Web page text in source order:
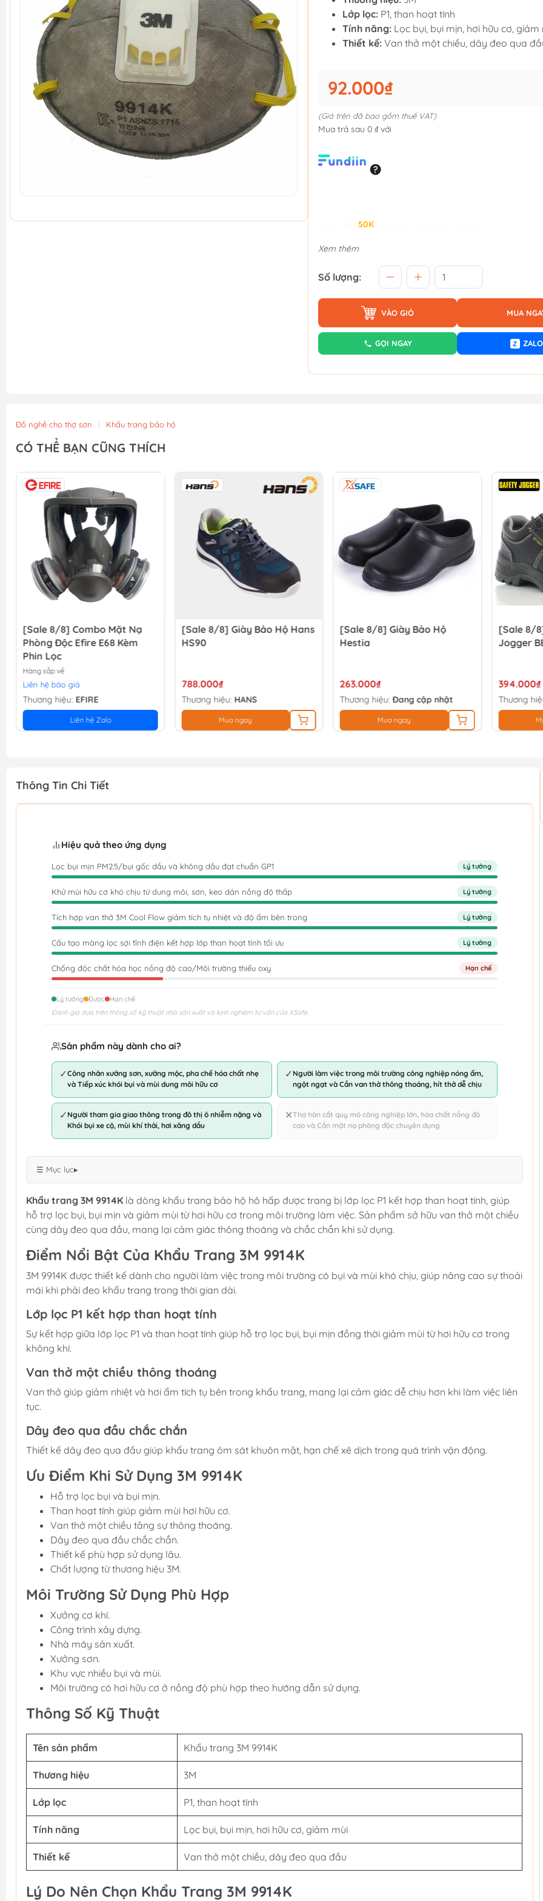
Lớp lọc: P1, than hoạt tính
Tính năng: Lọc bụi, bụi mịn, hơi hữu cơ, giảm
Thiết kế: Van thở một chiều, dây đeo qua
92.000₫
(Giá trên đã bao gồm thuế VAT)
Mua trả sau 0 ₫ với
50K
Xem thêm
Số lượng:
VÀO GIỎ MUA
GỌI NGAY Z ZALO
Đồ nghề cho thợ sơn | Khẩu trang bảo hộ
CÓ THỂ BẠN CŨNG THÍCH
[Sale 8/8] Combo Mặt Nạ
Phòng Độc Efire E68 Kèm
Phin Lọc
Hàng sắp về
Liên hệ báo giá
Thương hiệu: EFIRE
Liên hệ Zalo
[Sale 8/8] Giày Bảo Hộ Hans
HS90
788.000₫
Thương hiệu: HANS
Mua ngay
[Sale 8/8] Giày Bảo Hộ
Hestia
263.000₫
Thương hiệu:Đang cập nhật
Mua ngay
[Sale 8/
Jogger
394.000₫
Thương
Thông Tin Chi Tiết
Hiệu quả theo ứng dụng
Lọc bụi mịn PM2.5/bụi gốc dầu và không dầu đạt chuẩn GP1 Lý tưởng
Khử mùi hữu cơ khó chịu từ dung môi, sơn, keo dán nồng độ thấp Lý tưởng
Tích hợp van thở 3M Cool Flow giảm tích tụ nhiệt và độ ẩm bên trong Lý tưởng
Cấu tạo màng lọc sợi tĩnh điện kết hợp lớp than hoạt tính tối ưu Lý tưởng
Chống độc chất hóa học nồng độ cao/Môi trường thiếu oxy Hạn chế
Lý tưởng Được
Hạn chế
Đánh giá dựa trên thông số kỹ thuật nhà sản xuất và kinh nghiệm tư vấn của XSafe.
Sản phẩm này dành cho ai?
✓Công nhân xưởng sơn, xưởng mộc, pha chế hóa chất nhẹ
và Tiếp xúc khói bụi và mùi dung môi hữu cơ
✓ Người làm việc trong môi trường công nghiệp nóng ẩm,
ngột ngạt và Cần van thở thông thoáng, hít thở dễ chịu
✓ Người tham gia giao thông trong đô thị ô nhiễm nặng và
Khói bụi xe cộ, mùi khí thải, hơi xăng dầu
✕Thợ hàn cắt quy mô công nghiệp lớn, hóa chất nồng độ
cao và Cần mặt nạ phòng độc chuyên dụng
☰ Mục lục▸
Khẩu trang 3M 9914K là dòng khẩu trang bảo hộ hô hấp được trang bị lớp lọc P1 kết hợp than hoạt tính, giúp
hỗ trợ lọc bụi, bụi mịn và giảm mùi từ hơi hữu cơ trong môi trường làm việc. Sản phẩm sở hữu van thở một chiều
cùng dây đeo qua đầu, mang lại cảm giác thông thoáng và chắc chắn khi sử dụng.
Điểm Nổi Bật Của Khẩu Trang 3M 9914K
3M 9914K được thiết kế dành cho người làm việc trong môi trường có bụi và mùi khó chịu, giúp nâng cao sự thoải
mái khi phải đeo khẩu trang trong thời gian dài.
Lớp lọc P1 kết hợp than hoạt tính
Sự kết hợp giữa lớp lọc P1 và than hoạt tính giúp hỗ trợ lọc bụi, bụi mịn đồng thời giảm mùi từ hơi hữu cơ trong
không khí.
Van thở một chiều thông thoáng
Van thở giúp giảm nhiệt và hơi ẩm tích tụ bên trong khẩu trang, mang lại cảm giác dễ chịu hơn khi làm việc liên
tục.
Dây đeo qua đầu chắc chắn
Thiết kế dây đeo qua đầu giúp khẩu trang ôm sát khuôn mặt, hạn chế xê dịch trong quá trình vận động.
Ưu Điểm Khi Sử Dụng 3M 9914K
Hỗ trợ lọc bụi và bụi mịn.
Than hoạt tính giúp giảm mùi hơi hữu cơ.
Van thở một chiều tăng sự thông thoáng.
Dây đeo qua đầu chắc chắn.
Thiết kế phù hợp sử dụng lâu.
Chất lượng từ thương hiệu 3M.
Môi Trường Sử Dụng Phù Hợp
Xưởng cơ khí.
Công trình xây dựng.
Nhà máy sản xuất.
Xưởng sơn.
Khu vực nhiều bụi và mùi.
Môi trường có hơi hữu cơ ở nồng độ phù hợp theo hướng dẫn sử dụng.
Thông Số Kỹ Thuật
Tên sản phẩm Khẩu trang 3M 9914K
Thương hiệu 3M
Lớp lọc P1, than hoạt tính
Tính năng Lọc bụi, bụi mịn, hơi hữu cơ, giảm mùi
Thiết kế Van thở một chiều, dây đeo qua đầu
Lý Do Nên Chọn Khẩu Trang 3M 9914K